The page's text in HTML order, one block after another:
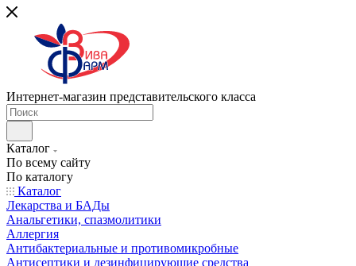
Интернет-магазин представительского класса
Каталог
По всему сайту
По каталогу
Каталог
Лекарства и БАДы
Анальгетики, спазмолитики
Аллергия
Антибактериальные и противомикробные
Антисептики и дезинфицирующие средства